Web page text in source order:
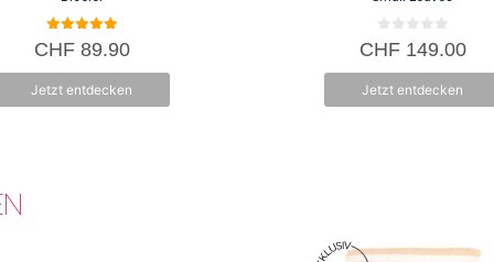
5.00
von 5
CHF89.90
Jetzt entdecken
0
v
5
CHF149.00
Jetzt entdecken